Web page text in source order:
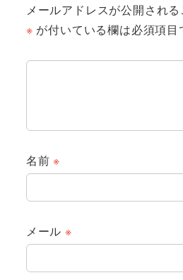
メールアドレスが公開される
※ が付いている欄は必須項目
名前※
メール ※